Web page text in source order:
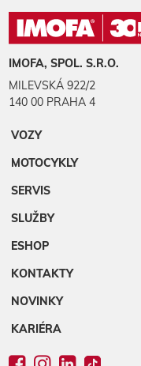
IMOFA, SPOL. S.R.O.
MILEVSKÁ 922/2
140 00 PRAHA 4
VOZY
MOTOCYKLY
SERVIS
SLUŽBY
ESHOP
KONTAKTY
NOVINKY
KARIÉRA